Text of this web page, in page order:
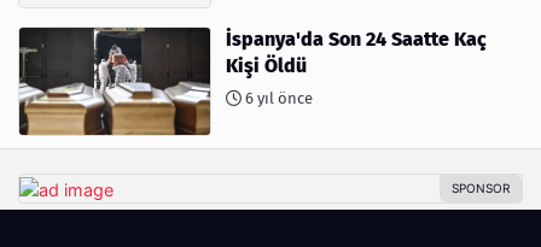
İspanya'da Son 24 Saatte Kaç
Kişi Öldü
6 yıl önce